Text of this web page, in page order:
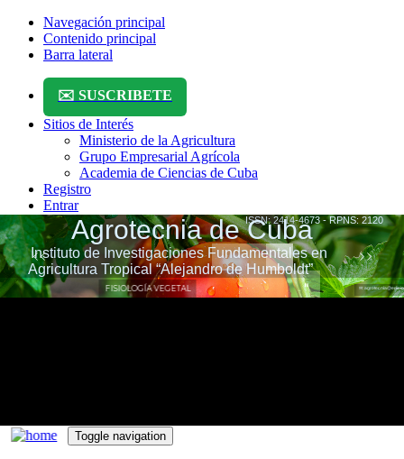
Navegación principal
Contenido principal
Barra lateral
✉️ SUSCRIBETE
Sitios de Interés
Ministerio de la Agricultura
Grupo Empresarial Agrícola
Academia de Ciencias de Cuba
Registro
Entrar
Toggle navigation